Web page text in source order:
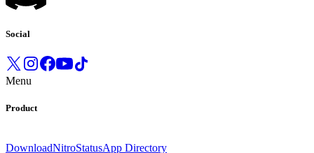
Social
Menu
Product
DownloadNitroStatusApp Directory